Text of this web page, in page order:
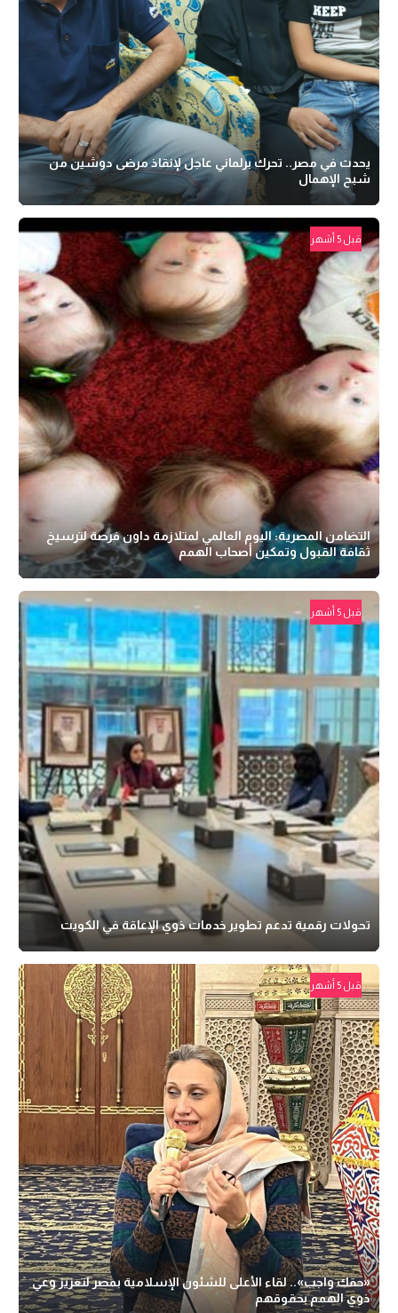
يحدث في مصر.. تحرك برلماني عاجل لإنقاذ مرضى دوشين من
شبح الإهمال
قبل 5 أشهر
التضامن المصرية: اليوم العالمي لمتلازمة داون فرصة لترسيخ
ثقافة القبول وتمكين أصحاب الهمم
قبل 5 أشهر
تحولات رقمية تدعم تطوير خدمات ذوي الإعاقة في الكويت
قبل 5 أشهر
«حقك واجب».. لقاء الأعلى للشئون الإسلامية بمصر لتعزيز وعي
ذوي الهمم بحقوقهم